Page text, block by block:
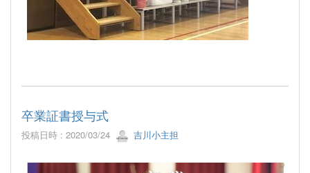
卒業証書授与式
投稿日時 : 2020/03/24 吉川小主担